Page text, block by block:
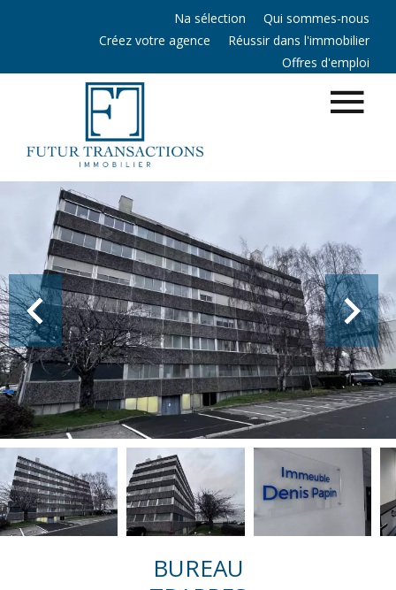
Na sélection
Qui sommes-nous
Créez votre agence
Réussir dans l'immobilier
Offres d'emploi
BUREAU